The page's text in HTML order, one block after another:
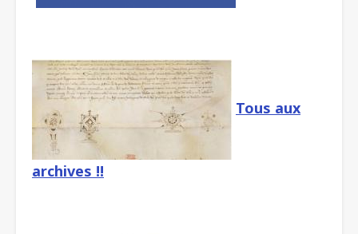
Tous aux
archives !!